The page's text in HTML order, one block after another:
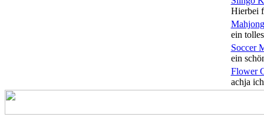
Hierbei
ein
Soccer
ein
Flower
achja